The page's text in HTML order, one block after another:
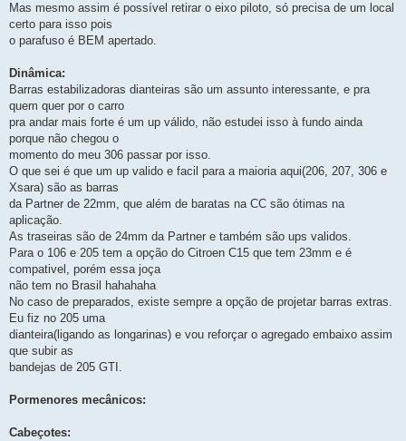
Mas mesmo assim é possível retirar o eixo piloto, só precisa de um local
certo para isso pois
o parafuso é BEM apertado.
Dinâmica:
Barras estabilizadoras dianteiras são um assunto interessante, e pra
quem quer por o carro
pra andar mais forte é um up válido, não estudei isso à fundo ainda
porque não chegou o
momento do meu 306 passar por isso.
O que sei é que um up valido e facil para a maioria aqui(206, 207, 306 e
Xsara) são as barras
da Partner de 22mm, que além de baratas na CC são ótimas na
aplicação.
As traseiras são de 24mm da Partner e também são ups validos.
Para o 106 e 205 tem a opção do Citroen C15 que tem 23mm e é
compativel, porém essa joça
não tem no Brasil hahahaha
No caso de preparados, existe sempre a opção de projetar barras extras.
Eu fiz no 205 uma
dianteira(ligando as longarinas) e vou reforçar o agregado embaixo assim
que subir as
bandejas de 205 GTI.
Pormenores mecânicos:
Cabeçotes: